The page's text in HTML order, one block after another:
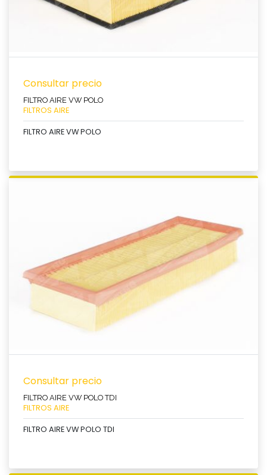
Consultar precio
FILTRO AIRE VW POLO
FILTROS AIRE
FILTRO AIRE VW POLO
Ver producto
Consultar precio
FILTRO AIRE VW POLO TDI
FILTROS AIRE
FILTRO AIRE VW POLO TDI